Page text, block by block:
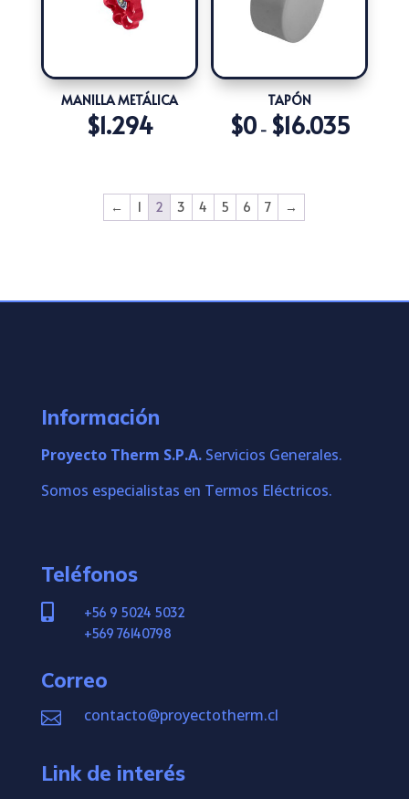
MANILLA METÁLICA
$1.294
TAPÓN
$0 - $16.035Rango
← 1 2 3 4 5 6 7 →
Información
Proyecto Therm S.P.A.Servicios Generales.
Somos especialistas en Termos Eléctricos.
Teléfonos

+56 9 5024 5032
+569 76140798
Correo
 contacto@proyectotherm.cl
Link de interés